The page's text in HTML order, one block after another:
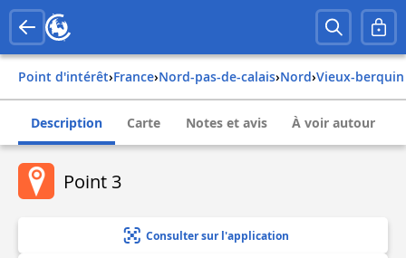
Point d'intérêt› france› nord-pas-de-calais› nord› vieux-berquin
Description Carte Notes et avis À voir autour
Point 3
Consulter sur l'application